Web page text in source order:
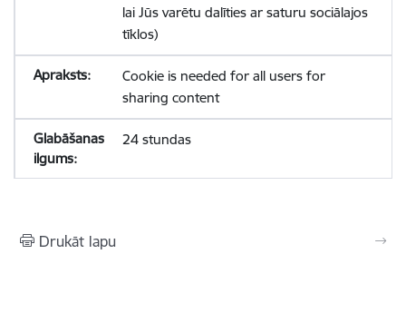
lai Jūs varētu dalīties ar saturu sociālajos
tīklos)
Cookie is needed for all users for
sharing content
24 stundas
Drukāt lapu